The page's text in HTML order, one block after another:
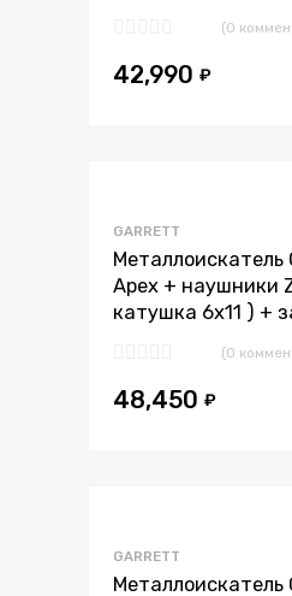
(0
42,990 ₽
GARRETT
Металлоискатель
Apex + наушники
катушка 6х11 ) +
(0
48,450 ₽
GARRETT